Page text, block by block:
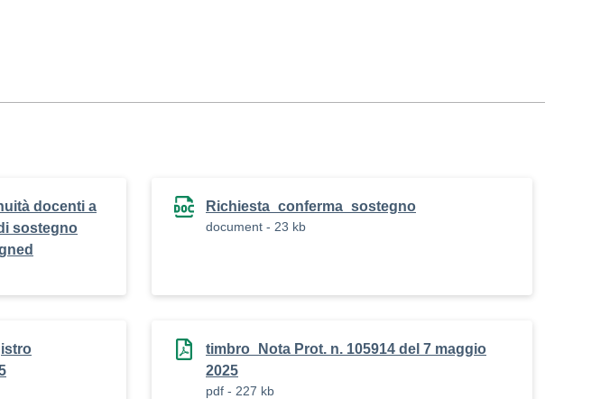
docenti a
sostegno
Richiesta_conferma_sostegno
document - 23 kb
timbro_Nota Prot. n. 105914 del 7 maggio
2025
pdf - 227 kb